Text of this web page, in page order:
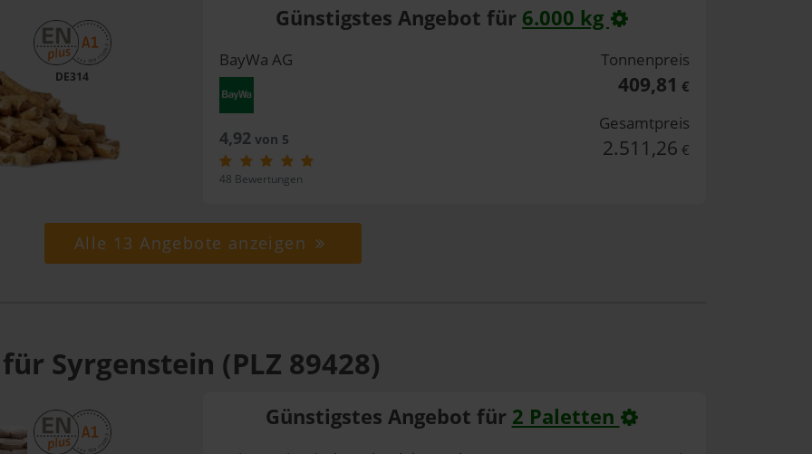
DE314
Günstigstes Angebot für 6.000 kg
BayWa AG
4,92von 5
48 Bewertungen
Tonnenpreis
409,81 €
Gesamtpreis
2.511,26 €
Alle 13 Angebote anzeigen
Syrgenstein (PLZ 89428)
Günstigstes Angebot für 2 Paletten